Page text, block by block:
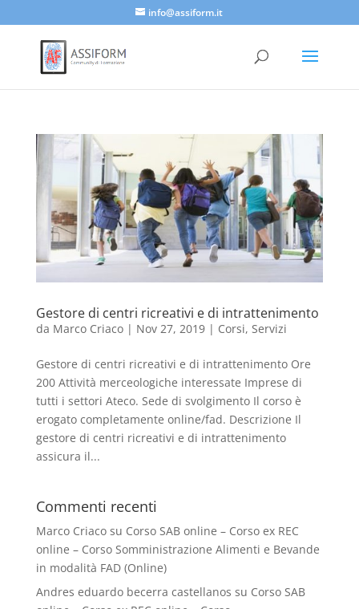
info@assiform.it
Gestore di centri ricreativi e di intrattenimento
da Marco Criaco| Nov 27, 2019| Corsi, Servizi
Gestore di centri ricreativi e di intrattenimento Ore
200 Attività merceologiche interessate Imprese di
tutti i settori Ateco. Sede di svolgimento Il corso è
erogato completamente online/fad. Descrizione Il
gestore di centri ricreativi e di intrattenimento
assicura il...
Commenti recenti
Marco Criacosu Corso SAB online – Corso ex REC
online – Corso Somministrazione Alimenti e Bevande
in modalità FAD (Online)
Andres eduardo becerra castellanos su Corso SAB